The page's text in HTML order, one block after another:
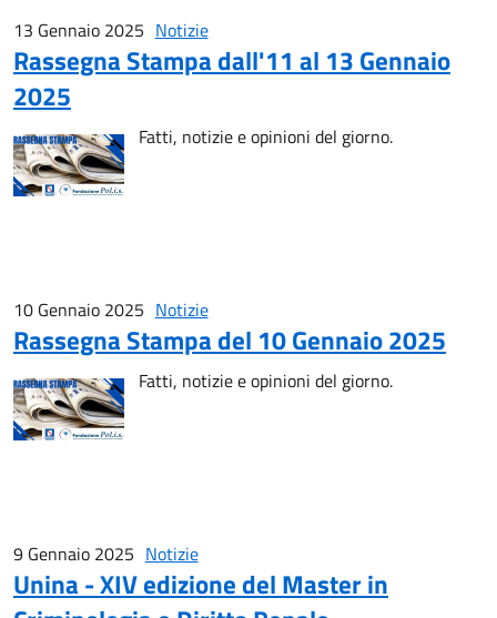
13 Gennaio 2025 Notizie
Rassegna Stampa dall'11 al 13 Gennaio
2025
Fatti, notizie e opinioni del giorno.
10 Gennaio 2025 Notizie
Rassegna Stampa del 10 Gennaio 2025
Fatti, notizie e opinioni del giorno.
9 Gennaio 2025 Notizie
Unina - XIV edizione del Master in